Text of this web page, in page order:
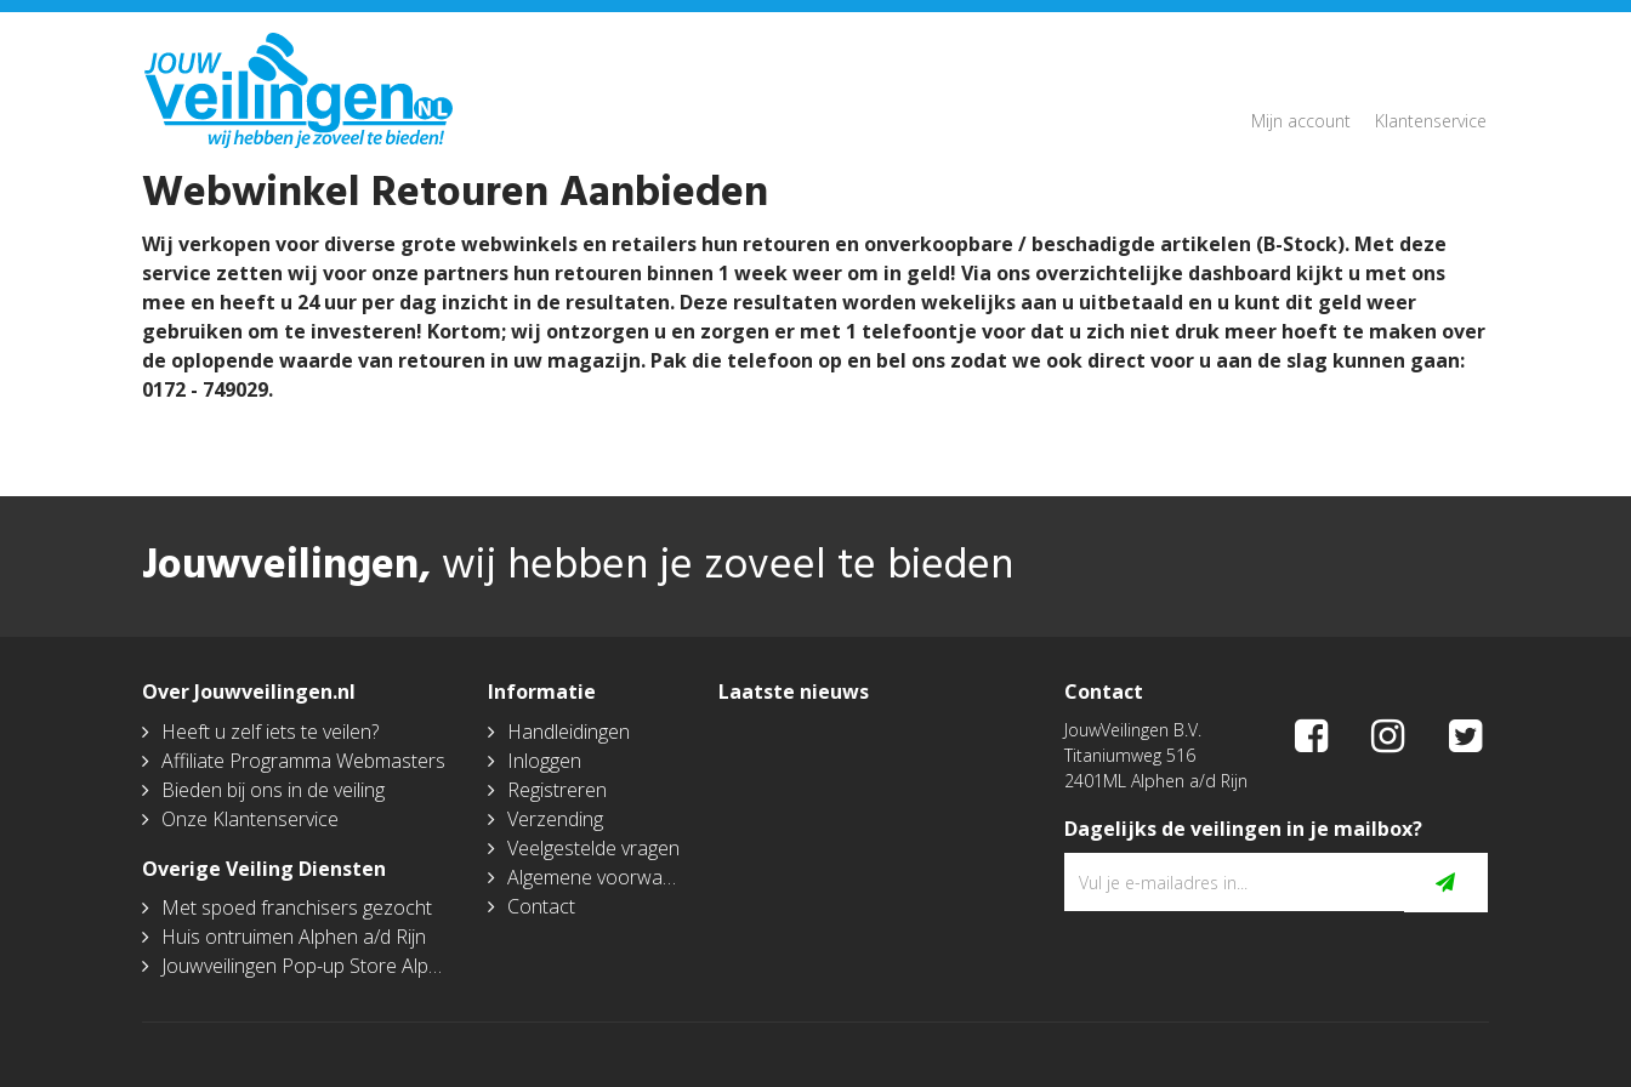
Mijn account Klantenservice
Webwinkel Retouren Aanbieden
Wij verkopen voor diverse grote webwinkels en retailers hun retouren en onverkoopbare / beschadigde artikelen (B-Stock). Met deze
service zetten wij voor onze partners hun retouren binnen 1 week weer om in geld! Via ons overzichtelijke dashboard kijkt u met ons
mee en heeft u 24 uur per dag inzicht in de resultaten. Deze resultaten worden wekelijks aan u uitbetaald en u kunt dit geld weer
gebruiken om te investeren! Kortom; wij ontzorgen u en zorgen er met 1 telefoontje voor dat u zich niet druk meer hoeft te maken over
de oplopende waarde van retouren in uw magazijn. Pak die telefoon op en bel ons zodat we ook direct voor u aan de slag kunnen gaan:
0172 - 749029.
Jouwveilingen,wij hebben je zoveel te bieden
Over Jouwveilingen.nl
Heeft u zelf iets te veilen?
Affiliate Programma Webmasters
Bieden bij ons in de veiling
Onze Klantenservice
Overige Veiling Diensten
Met spoed franchisers gezocht
Huis ontruimen Alphen a/d Rijn
Jouwveilingen Pop-up Store Alphen
Informatie
Handleidingen
Inloggen
Registreren
Verzending
Veelgestelde vragen
Algemene voorwaarden
Contact
Laatste nieuws Contact
JouwVeilingen B.V.
Titaniumweg 516
2401ML Alphen a/d Rijn
Dagelijks de veilingen in je mailbox?